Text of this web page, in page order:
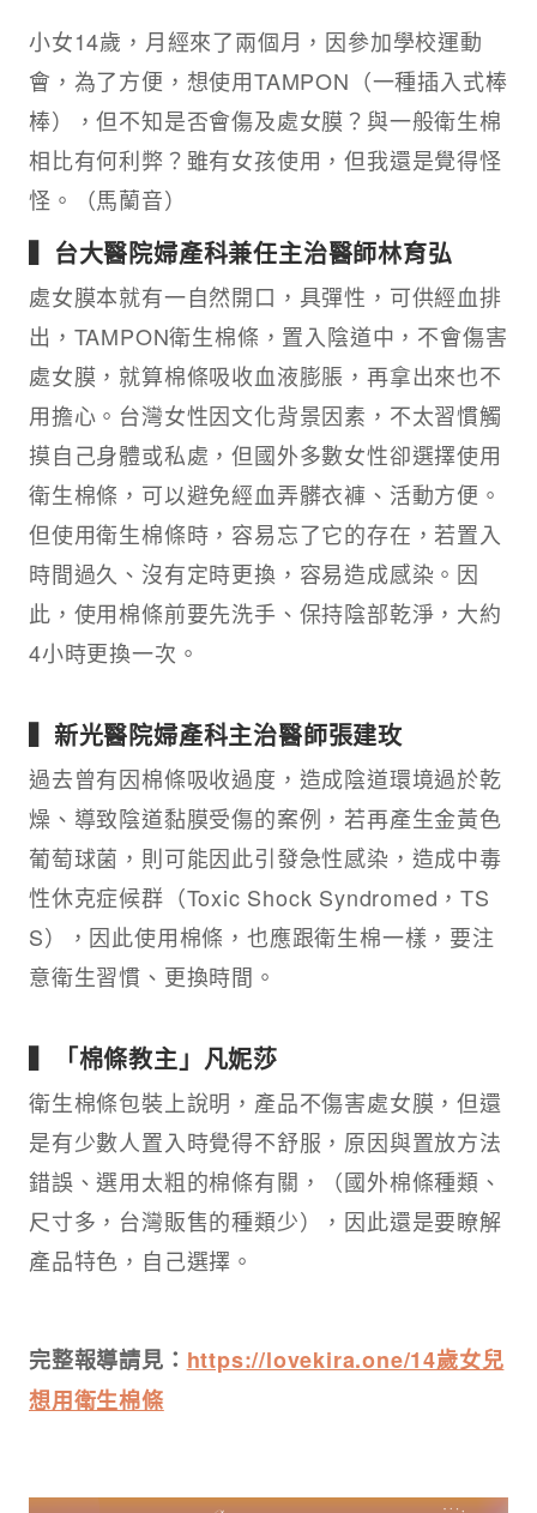
小女14歲，月經來了兩個月，因參加學校運動
會，為了方便，想使用TAMPON（一種插入式棒
棒），但不知是否會傷及處女膜？與一般衛生棉
相比有何利弊？雖有女孩使用，但我還是覺得怪
怪。（馬蘭音）
▍台大醫院婦產科兼任主治醫師林育弘
處女膜本就有一自然開口，具彈性，可供經血排
出，TAMPON衛生棉條，置入陰道中，不會傷害
處女膜，就算棉條吸收血液膨脹，再拿出來也不
用擔心。台灣女性因文化背景因素，不太習慣觸
摸自己身體或私處，但國外多數女性卻選擇使用
衛生棉條，可以避免經血弄髒衣褲、活動方便。
但使用衛生棉條時，容易忘了它的存在，若置入
時間過久、沒有定時更換，容易造成感染。因
此，使用棉條前要先洗手、保持陰部乾淨，大約
4小時更換一次。
▍新光醫院婦產科主治醫師張建玫
過去曾有因棉條吸收過度，造成陰道環境過於乾
燥、導致陰道黏膜受傷的案例，若再產生金黃色
葡萄球菌，則可能因此引發急性感染，造成中毒
性休克症候群（Toxic Shock Syndromed，TS
S），因此使用棉條，也應跟衛生棉一樣，要注
意衛生習慣、更換時間。
▍「棉條教主」凡妮莎
衛生棉條包裝上說明，產品不傷害處女膜，但還
是有少數人置入時覺得不舒服，原因與置放方法
錯誤、選用太粗的棉條有關，（國外棉條種類、
尺寸多，台灣販售的種類少），因此還是要瞭解
產品特色，自己選擇。
完整報導請見： https://lovekira.one/14歲女兒
想用衛生棉條